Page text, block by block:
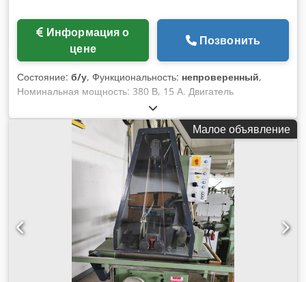
цене
Позвонить
Состояние: б/у, Функциональность: непроверенный,
Номинальная мощность: 380 В, 15 А. Двигатель
шлифовальной головки: 5,5 кВт. Двигатель подачи: 0,37 кВт.
Ширина шлифовальной ленты: 200 мм. Длина
шлифовальной ленты: 1800 мм. Давление в
пневматической системе: 6 бар. Codpfx Aeznv Uwsf Asha
Скорость подачи: 6 / 11 / 16 м/мин. Электрическая
регулировка высоты стола. Система удаления стружки с
помощью сжатого воздуха. Диаметр патрубка для
подключения системы удаления пыли: 140 мм.
Малое объявление